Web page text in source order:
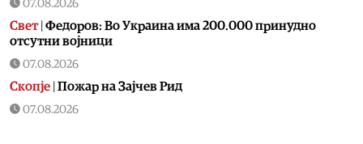
07.08.2026
Свет| Федоров: Во Украина има 200.000 принудно
отсутни војници
07.08.2026
Скопје | Пожар на Зајчев Рид
07.08.2026